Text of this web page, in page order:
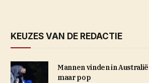
KEUZES VAN DE REDACTIE
Mannen vinden in
maar pop